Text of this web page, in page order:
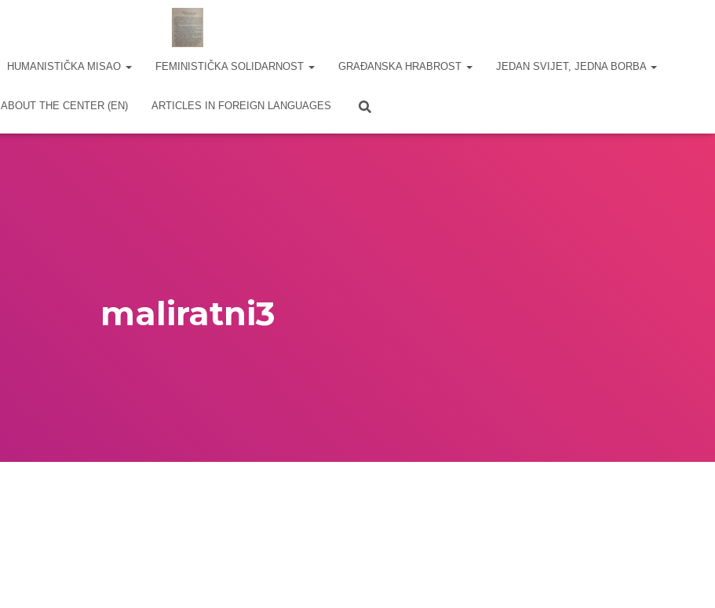
HUMANISTIČKA MISAO FEMINISTIČKA SOLIDARNOST GRAĐANSKA HRABROST JEDAN SVIJET, JEDNA BORBA
ABOUT THE CENTER (EN) ARTICLES IN FOREIGN LANGUAGES
maliratni3